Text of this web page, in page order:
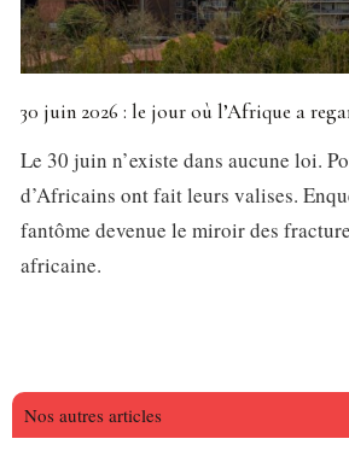
30 juin 2026 : le jour où l’Afrique a
Le 30 juin n’existe dans aucune loi.
d’Africains ont fait leurs valises.
fantôme devenue le miroir des
africaine.
Nos autres articles